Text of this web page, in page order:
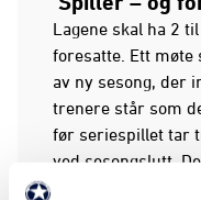
Lagene skal ha 2
foresatte. Ett
av ny sesong, der
trenere står som
før seriespillet tar
ved sesongslutt.
kombineres med